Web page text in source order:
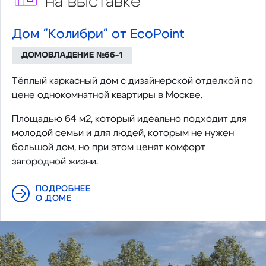
Дом "Колибри" от EcoPoint
ДОМОВЛАДЕНИЕ №66-1
Тёплый каркасный дом с дизайнерской отделкой по
цене однокомнатной квартиры в Москве.
Площадью 64 м2, который идеально подходит для
молодой семьи и для людей, которым не нужен
большой дом, но при этом ценят комфорт
загородной жизни.
ПОДРОБНЕЕ
О ДОМЕ